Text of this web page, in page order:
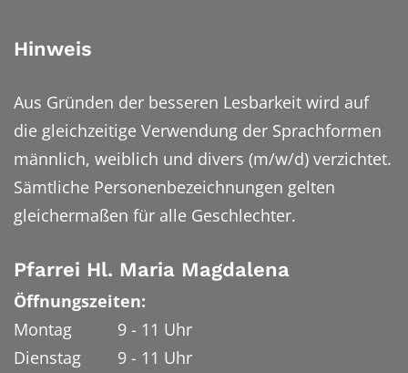
Hinweis
Aus Gründen der besseren Lesbarkeit wird auf
die gleichzeitige Verwendung der Sprachformen
männlich, weiblich und divers (m/w/d) verzichtet.
Sämtliche Personenbezeichnungen gelten
gleichermaßen für alle Geschlechter.
Pfarrei Hl. Maria Magdalena
Öffnungszeiten:
Montag 9 - 11 Uhr
Dienstag 9 - 11 Uhr